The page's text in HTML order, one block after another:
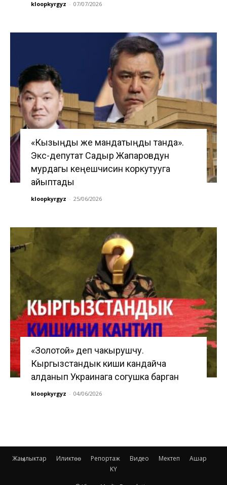
kloopkyrgyz - 07/07/2026
«Кызыңды же мандатыңды танда».
Экс-депутат Садыр Жапаровдун
мурдагы кеңешчисин коркутууга
айыптады
kloopkyrgyz - 25/06/2026
«Золотой» деп чакырушчу.
Кыргызстандык киши кандайча
алданып Украинага согушка барган
kloopkyrgyz - 04/06/2026
Жаңылыктар Иликтөө Репортаж Видео Мектеп
Ашар
KY